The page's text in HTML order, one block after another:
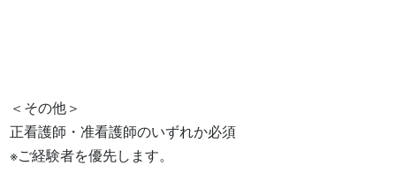
＜その他＞
正看護師・准看護師のいずれか必須
※ご経験者を優先します。